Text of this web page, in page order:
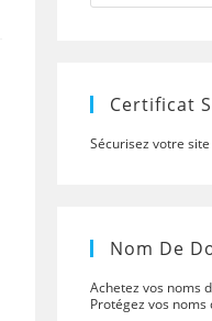
Certificat
Sécurisez votre
Nom De
Achetez vos noms
Protégez vos noms